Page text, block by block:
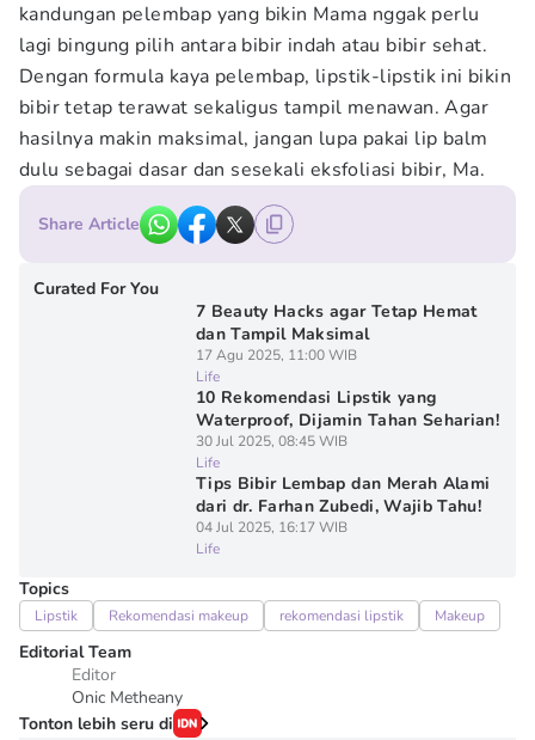
kandungan pelembap yang bikin Mama nggak perlu
lagi bingung pilih antara bibir indah atau bibir sehat.
Dengan formula kaya pelembap, lipstik-lipstik ini bikin
bibir tetap terawat sekaligus tampil menawan. Agar
hasilnya makin maksimal, jangan lupa pakai lip balm
dulu sebagai dasar dan sesekali eksfoliasi bibir, Ma.
Share Article
Curated For You
7 Beauty Hacks agar Tetap Hemat
dan Tampil Maksimal
17 Agu 2025, 11:00 WIB
Life
10 Rekomendasi Lipstik yang
Waterproof, Dijamin Tahan Seharian!
30 Jul 2025, 08:45 WIB
Life
Tips Bibir Lembap dan Merah Alami
dari dr. Farhan Zubedi, Wajib Tahu!
04 Jul 2025, 16:17 WIB
Life
Topics
Lipstik Rekomendasi makeup rekomendasi lipstik Makeup
Editorial Team
Editor
Onic Metheany
Tonton lebih seru di